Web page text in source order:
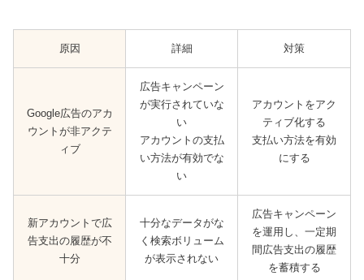
原因 詳細 対策
Google広告のアカ
ウントが非アクテ
ィブ
広告キャンペーン
が実行されていな
い
アカウントの支払
い方法が有効でな
い
アカウントをアク
ティブ化する
支払い方法を有効
にする
新アカウントで広
告支出の履歴が不
十分
十分なデータがな
く検索ボリューム
が表示されない
広告キャンペーン
を運用し、一定期
間広告支出の履歴
を蓄積する